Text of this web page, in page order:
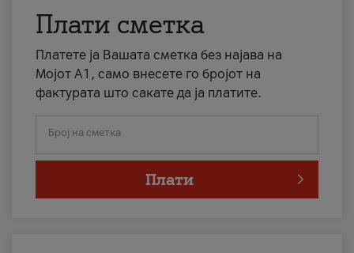
Плати сметка
Платете ја Вашата сметка без најава на
Мојот А1, само внесете го бројот на
фактурата што сакате да ја платите.
Број на сметка
Плати